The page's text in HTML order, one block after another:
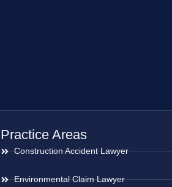
Practice Areas
Construction Accident Lawyer
Environmental Claim Lawyer